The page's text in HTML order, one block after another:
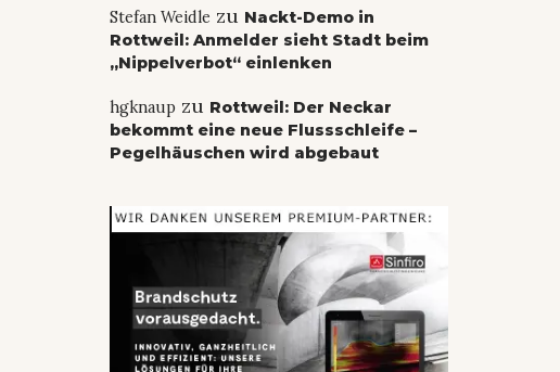
Stefan Weidle zu Nackt-Demo in
Rottweil: Anmelder sieht Stadt beim
„Nippelverbot“ einlenken
hgknaupzu Rottweil: Der Neckar
bekommt eine neue Flussschleife –
Pegelhäuschen wird abgebaut